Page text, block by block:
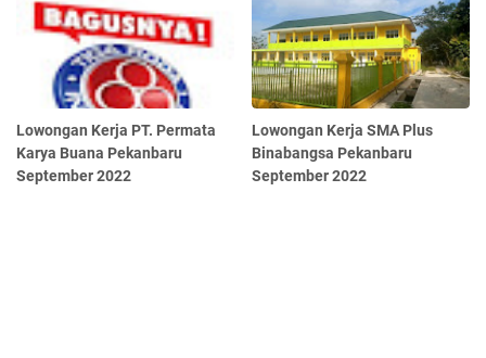
Lowongan Kerja PT. Permata
Karya Buana Pekanbaru
September 2022
Lowongan Kerja SMA Plus
Binabangsa Pekanbaru
September 2022